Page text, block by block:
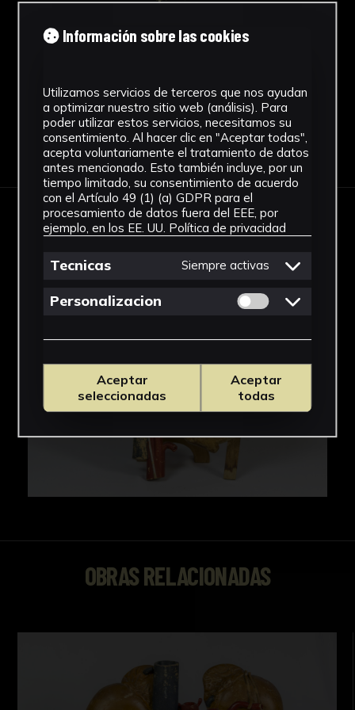
Técnica
Tallada y policromada
Descargar Ficha
IMÁGENES
OBRAS RELACIONADAS
Información sobre las cookies
Utilizamos servicios de terceros que nos ayudan
a optimizar nuestro sitio web (análisis). Para
poder utilizar estos servicios, necesitamos su
consentimiento. Al hacer clic en "Aceptar todas",
acepta voluntariamente el tratamiento de datos
antes mencionado. Esto también incluye, por un
tiempo limitado, su consentimiento de acuerdo
con el Artículo 49 (1) (a) GDPR para el
procesamiento de datos fuera del EEE, por
ejemplo, en los EE. UU. Política de privacidad
Tecnicas Siempre activas
Personalizacion Permitir cookies
Aceptar
seleccionadas
Aceptar
todas